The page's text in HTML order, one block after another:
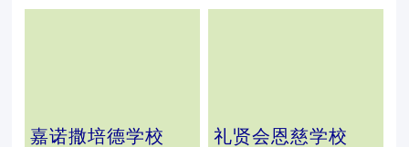
嘉诺撒培德学校 礼贤会恩慈学校